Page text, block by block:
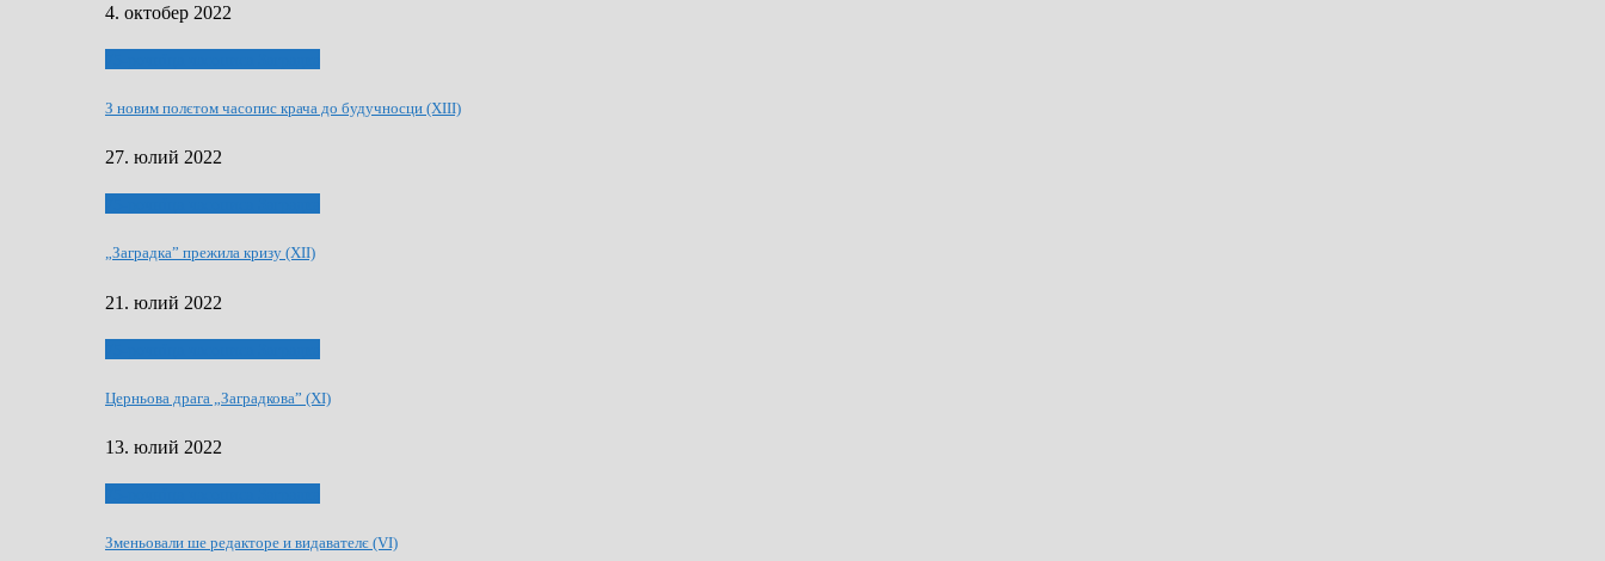
4. октобер 2022
З новим полєтом часопис крача до будучносци (XIII)
27. юлий 2022
„Заградка” прежила кризу (XII)
21. юлий 2022
Церньова драга „Заградкова” (XI)
13. юлий 2022
Зменьовали ше редакторе и видавателє (VI)